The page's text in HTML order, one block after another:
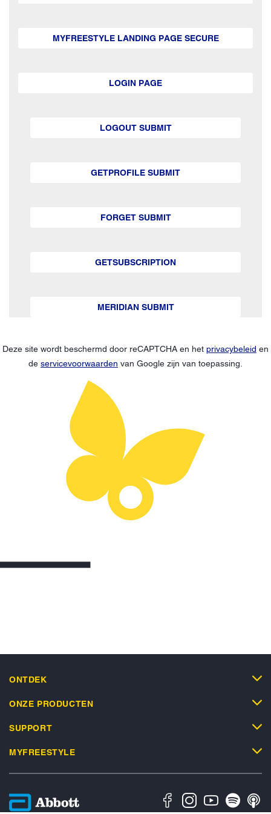
MYFREESTYLE LANDING PAGE SECURE
LOGIN PAGE
LOGOUT SUBMIT
GETPROFILE SUBMIT
FORGET SUBMIT
GETSUBSCRIPTION
MERIDIAN SUBMIT
Deze site wordt beschermd door reCAPTCHA en het privacybeleid en
de servicevoorwaarden van Google zijn van toepassing.
ONTDEK
ONZE PRODUCTEN
SUPPORT
MYFREESTYLE